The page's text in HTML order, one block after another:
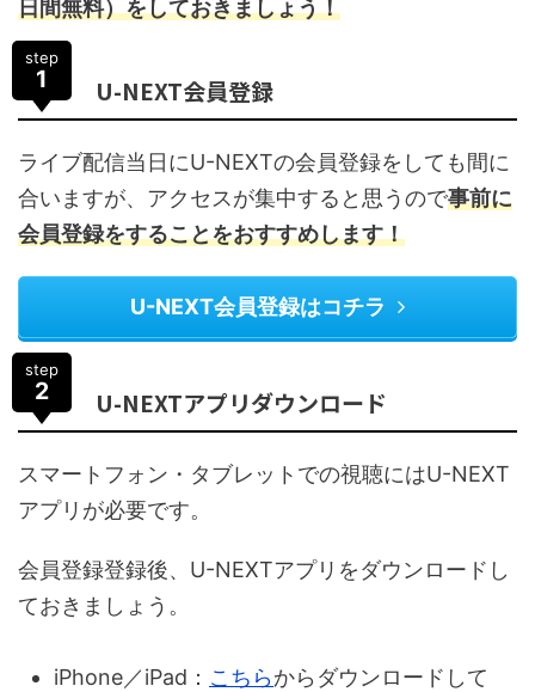
日間無料）をしておきましょう！
step
1 U-NEXT会員登録
ライブ配信当日にU-NEXTの会員登録をしても間に
合いますが、アクセスが集中すると思うので事前に
会員登録をすることをおすすめします！
U-NEXT会員登録はコチラ
step
2 U-NEXTアプリダウンロード
スマートフォン・タブレットでの視聴にはU-NEXT
アプリが必要です。
会員登録登録後、U-NEXTアプリをダウンロードし
ておきましょう。
iPhone／iPad： こちらからダウンロードして